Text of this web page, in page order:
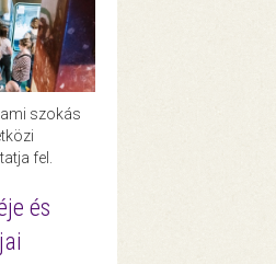
ami szokás
fel.
és